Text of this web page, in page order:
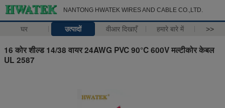
NANTONG HWATEK WIRES AND CABLE CO.,LTD.
घर उत्पादों वीआर दिखाएँ हमारे बारे में >>
16 कोर शील्ड 14/38 वायर 24AWG PVC 90°C 600V मल्टीकोर केबल
UL 2587